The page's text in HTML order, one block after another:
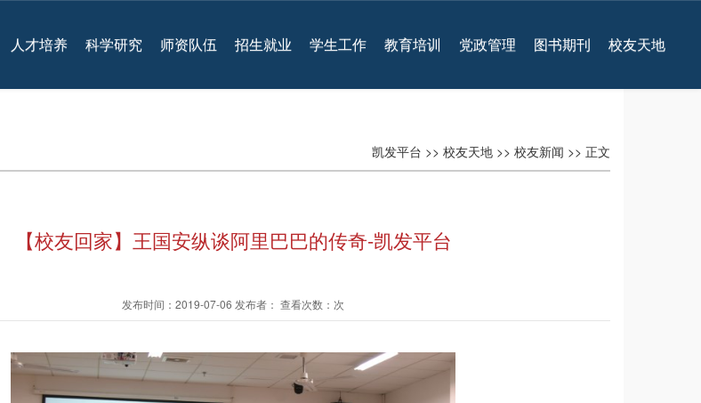
人才培养 科学研究 师资队伍 招生就业 学生工作 教育培训 党政管理 图书期刊 校友天地
凯发平台 >> 校友天地 >> 校友新闻 >> 正文
【校友回家】王国安纵谈阿里巴巴的传奇-凯发平台
发布时间：2019-07-06 发布者： 查看次数：次